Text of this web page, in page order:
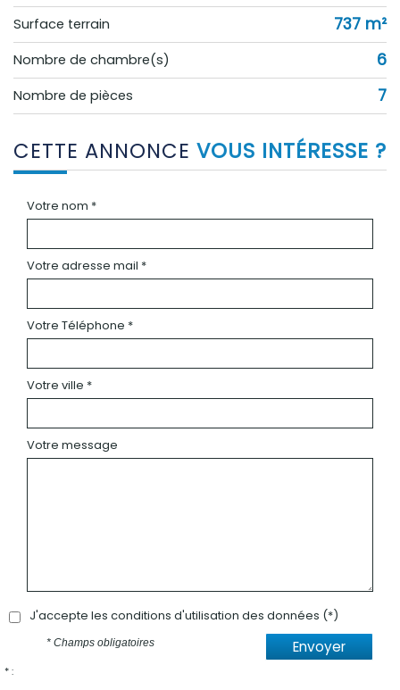
surface terrain 737 m²
Nombre de chambre(s) 6
Nombre de pièces 7
CETTE ANNONCE VOUS INTÉRESSE ?
Votre nom *
Votre adresse mail *
Votre Téléphone *
Votre ville *
Votre message
J'accepte les conditions d'utilisation des données (*)
Envoyer
* Champs obligatoires
* :